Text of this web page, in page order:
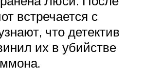
встречается с
что детектив
их в убийстве